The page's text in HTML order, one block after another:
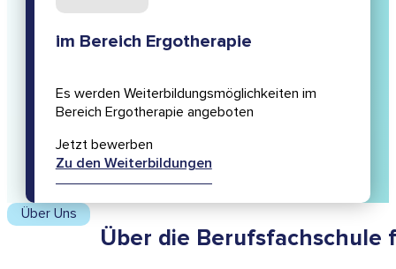
im Bereich Ergotherapie
Es werden Weiterbildungsmöglichkeiten im
Bereich Ergotherapie angeboten
Jetzt bewerben
Zu den Weiterbildungen
Über Uns
Über die Berufsfachschule